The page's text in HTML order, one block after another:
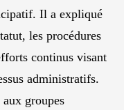
Il a expliqué
les procédures
continus visant
administratifs.
groupes